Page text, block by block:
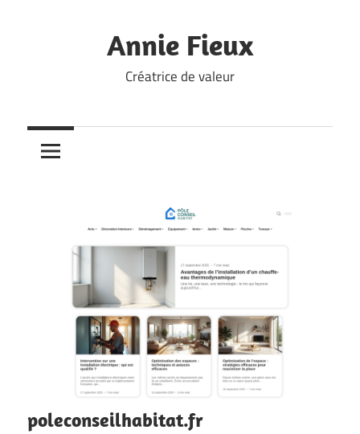
Annie Fieux
Créatrice de valeur
poleconseilhabitat.fr